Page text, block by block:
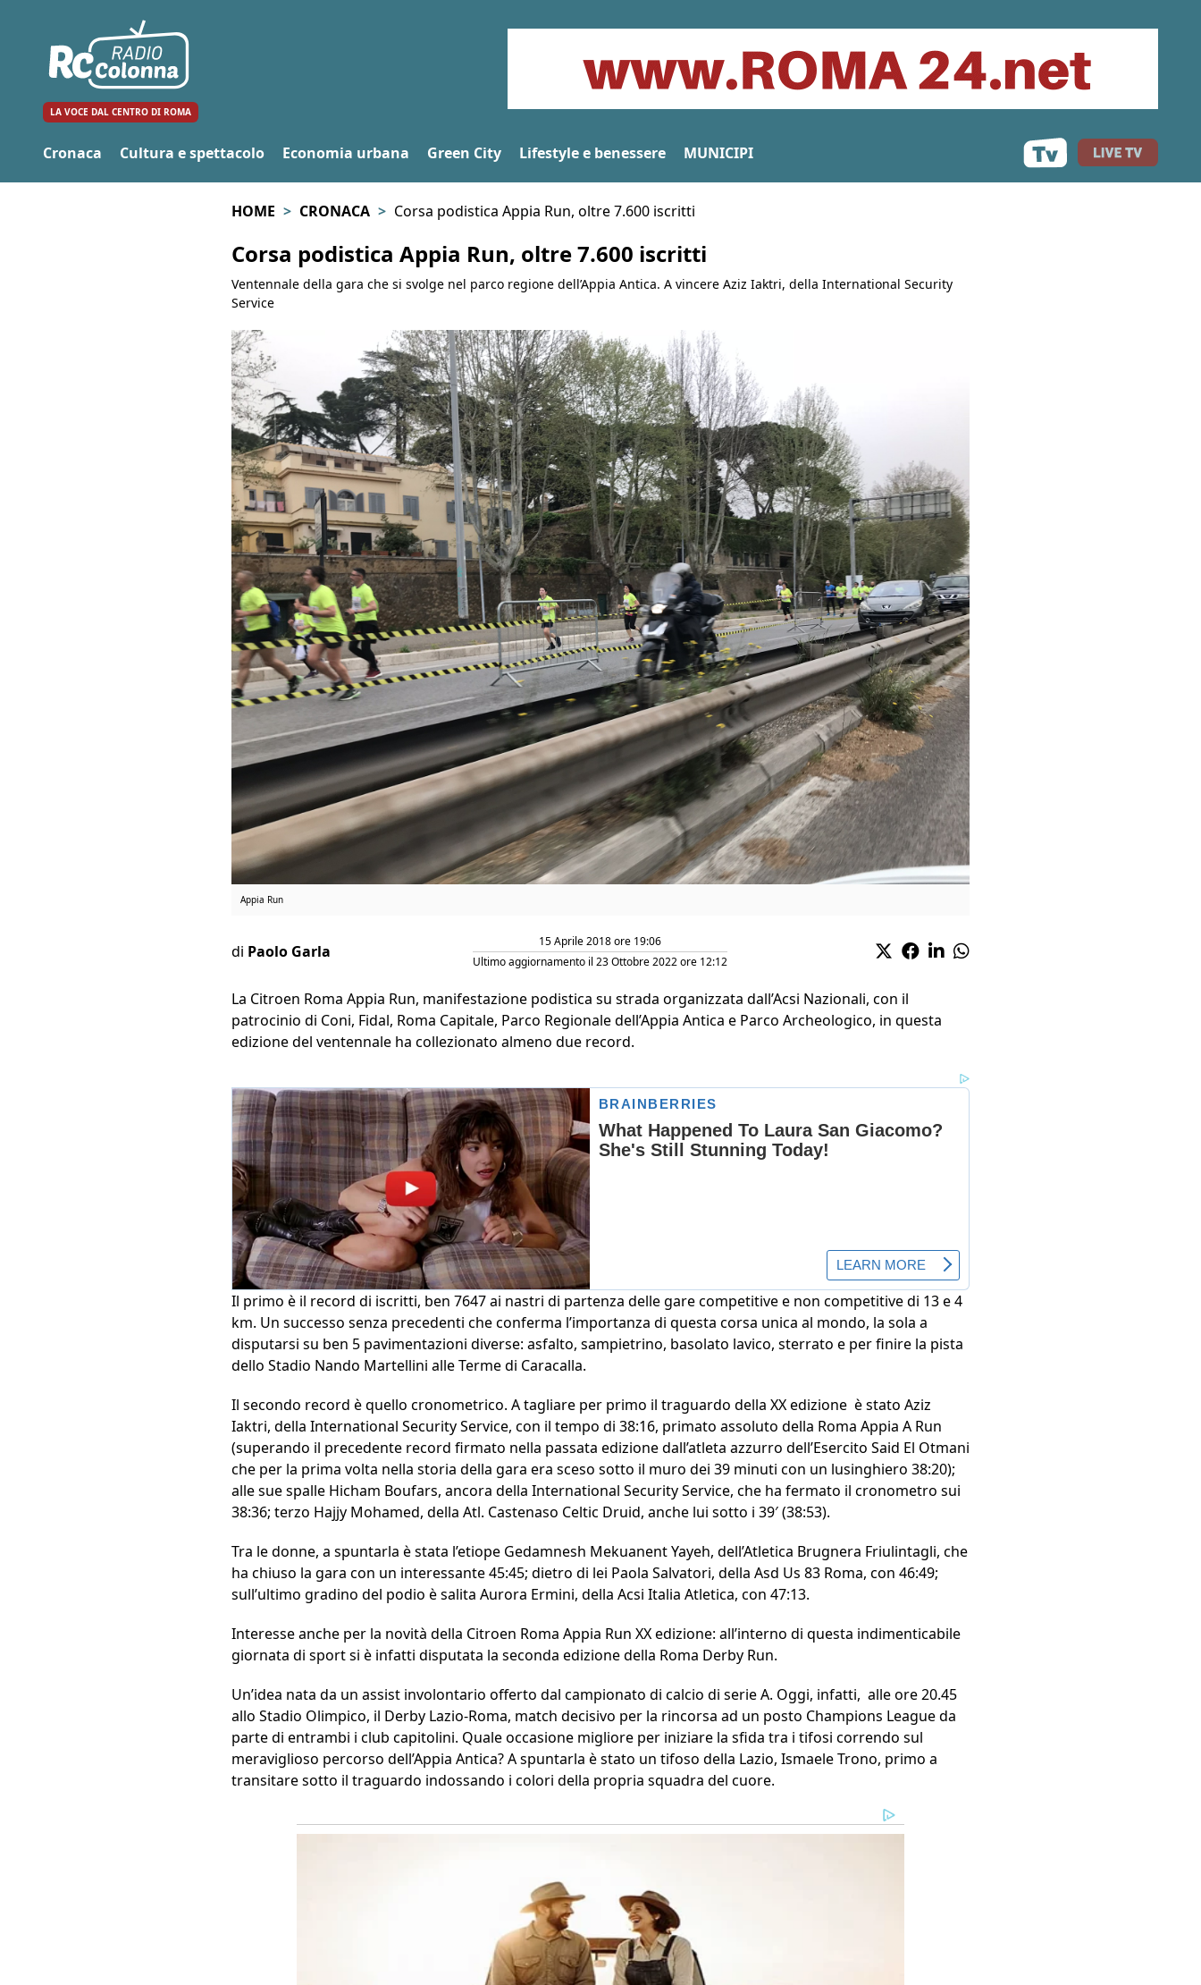
LA VOCE DAL CENTRO DI ROMA
Cronaca Cultura e spettacolo Economia urbana Green City Lifestyle e benessere MUNICIPI
HOME CRONACA Corsa podistica Appia Run, oltre 7.600 iscritti
Corsa podistica Appia Run, oltre 7.600 iscritti
Ventennale della gara che si svolge nel parco regione dell’Appia Antica. A vincere Aziz Iaktri, della International Security
Service
Appia Run
di Paolo Garla
15 Aprile 2018 ore 19:06
Ultimo aggiornamento il 23 Ottobre 2022 ore 12:12
La Citroen Roma Appia Run, manifestazione podistica su strada organizzata dall’Acsi Nazionali, con il
patrocinio di Coni, Fidal, Roma Capitale, Parco Regionale dell’Appia Antica e Parco Archeologico, in questa
edizione del ventennale ha collezionato almeno due record.
Il primo è il record di iscritti, ben 7647 ai nastri di partenza delle gare competitive e non competitive di 13 e 4
km. Un successo senza precedenti che conferma l’importanza di questa corsa unica al mondo, la sola a
disputarsi su ben 5 pavimentazioni diverse: asfalto, sampietrino, basolato lavico, sterrato e per finire la pista
dello Stadio Nando Martellini alle Terme di Caracalla.
Il secondo record è quello cronometrico. A tagliare per primo il traguardo della XX edizione è stato Aziz
Iaktri, della International Security Service, con il tempo di 38:16, primato assoluto della Roma Appia A Run
(superando il precedente record firmato nella passata edizione dall’atleta azzurro dell’Esercito Said El Otmani
che per la prima volta nella storia della gara era sceso sotto il muro dei 39 minuti con un lusinghiero 38:20);
alle sue spalle Hicham Boufars, ancora della International Security Service, che ha fermato il cronometro sui
38:36; terzo Hajjy Mohamed, della Atl. Castenaso Celtic Druid, anche lui sotto i 39′ (38:53).
Tra le donne, a spuntarla è stata l’etiope Gedamnesh Mekuanent Yayeh, dell’Atletica Brugnera Friulintagli, che
ha chiuso la gara con un interessante 45:45; dietro di lei Paola Salvatori, della Asd Us 83 Roma, con 46:49;
sull’ultimo gradino del podio è salita Aurora Ermini, della Acsi Italia Atletica, con 47:13.
Interesse anche per la novità della Citroen Roma Appia Run XX edizione: all’interno di questa indimenticabile
giornata di sport si è infatti disputata la seconda edizione della Roma Derby Run.
Un’idea nata da un assist involontario offerto dal campionato di calcio di serie A. Oggi, infatti, alle ore 20.45
allo Stadio Olimpico, il Derby Lazio-Roma, match decisivo per la rincorsa ad un posto Champions League da
parte di entrambi i club capitolini. Quale occasione migliore per iniziare la sfida tra i tifosi correndo sul
meraviglioso percorso dell’Appia Antica? A spuntarla è stato un tifoso della Lazio, Ismaele Trono, primo a
transitare sotto il traguardo indossando i colori della propria squadra del cuore.